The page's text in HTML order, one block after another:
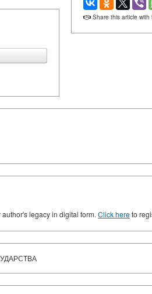
Share this article with
legacy in digital form. Click hereto